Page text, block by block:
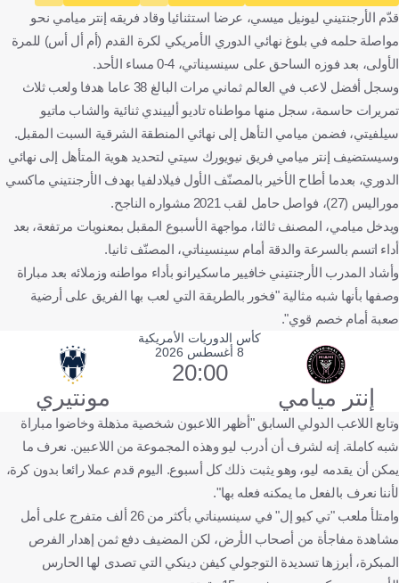
الدوري الأمريكي
ليونيل ميسي كرة قدم
قدّم الأرجنتيني ليونيل ميسي، عرضا استثنائيا وقاد فريقه إنتر ميامي نحو
مواصلة حلمه في بلوغ نهائي الدوري الأمريكي لكرة القدم (أم أل أس) للمرة
الأولى، بعد فوزه الساحق على سينسيناتي، 4-0 مساء الأحد.
وسجل أفضل لاعب في العالم ثماني مرات البالغ 38 عاما هدفا ولعب ثلاث
تمريرات حاسمة، سجل منها مواطناه تاديو ألييندي ثنائية والشاب ماتيو
سيلفيتي، فضمن ميامي التأهل إلى نهائي المنطقة الشرقية السبت المقبل.
وسيستضيف إنتر ميامي فريق نيويورك سيتي لتحديد هوية المتأهل إلى نهائي
الدوري، بعدما أطاح الأخير بالمصنّف الأول فيلادلفيا بهدف الأرجنتيني ماكسي
موراليس (27)، فواصل حامل لقب 2021 مشواره الناجح.
ويدخل ميامي، المصنف ثالثا، مواجهة الأسبوع المقبل بمعنويات مرتفعة، بعد
أداء اتسم بالسرعة والدقة أمام سينسيناتي، المصنّف ثانيا.
وأشاد المدرب الأرجنتيني خافيير ماسكيرانو بأداء مواطنه وزملائه بعد مباراة
وصفها بأنها شبه مثالية "فخور بالطريقة التي لعب بها الفريق على أرضية
صعبة أمام خصم قوي".
كأس الدوريات الأمريكية
إنتر ميامي
8 أغسطس 2026
20:00
مونتيري
وتابع اللاعب الدولي السابق "أظهر اللاعبون شخصية مذهلة وخاضوا مباراة
شبه كاملة. إنه لشرف أن أدرب ليو وهذه المجموعة من اللاعبين. نعرف ما
يمكن أن يقدمه ليو، وهو يثبت ذلك كل أسبوع. اليوم قدم عملا رائعا بدون كرة،
لأننا نعرف بالفعل ما يمكنه فعله بها".
وامتلأ ملعب "تي كيو إل" في سينسيناتي بأكثر من 26 ألف متفرج على أمل
مشاهدة مفاجأة من أصحاب الأرض، لكن المضيف دفع ثمن إهدار الفرص
المبكرة، أبرزها تسديدة التوجولي كيفن دينكي التي تصدى لها الحارس